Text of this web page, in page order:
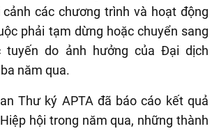
các chương trình và hoạt động
phải tạm dừng hoặc chuyển sang
tuyến do ảnh hưởng của Đại dịch
năm qua.
Thư ký APTA đã báo cáo kết quả
hội trong năm qua, những thành